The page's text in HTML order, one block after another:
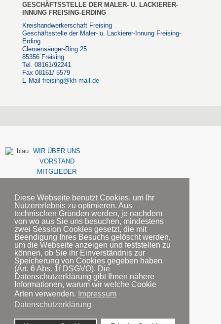
Diese Webseite benutzt Cookies, um Ihr
Nutzererlebnis zu optimieren. Aus
technischen Gründen werden, je nachdem
von wo aus Sie uns besuchen, mindestens
zwei Session Cookies gesetzt, die mit
Beendigung Ihres Besuchs gelöscht werden,
um die Webseite anzeigen und feststellen zu
können, ob Sie ihr Einverständnis zur
Speicherung von Cookies gegeben haben
(Art. 6 Abs. 1f DSGVO). Die
Datenschutzerklärung gibt Ihnen nähere
Informationen, warum wir welche Cookie
Arten verwenden. Impressum
Datenschutzerklärung
GESCHÄFTSSTELLE DER MALER- U. LACKIERER-
INNUNG FREISING-ERDING
Kreishandwerkerschaft Freising
Geschäftsstelle der Maler- u. Lackierer-Innung Freising-
Erding
Clemensänger-Ring 25
85356 Freising
Tel. 08161/92241
Fax 08161/ 5579
E-Mail freising@kh-mail.de
WIR ÜBER UNS
VORSTAND
MITGLIEDER
KONTAKT
PARTNER
FÖRDERMITGLIEDER
AUSBILDUNG